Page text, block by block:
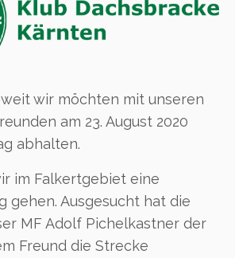
wir möchten mit unseren
am 23. August 2020
abhalten.
im Falkertgebiet eine
gehen. Ausgesucht hat die
MF Adolf Pichelkastner der
Freund die Strecke